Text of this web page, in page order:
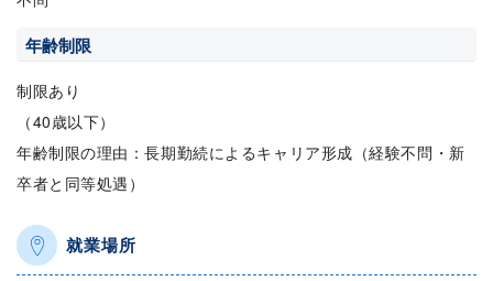
年齢制限
制限あり
（40歳以下）
年齢制限の理由：長期勤続によるキャリア形成（経験不問・新
卒者と同等処遇）
就業場所